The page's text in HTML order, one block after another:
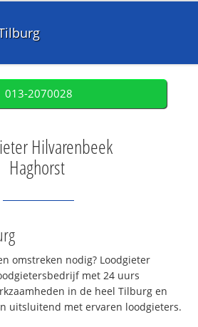
013-2070028
Hilvarenbeek
Haghorst
omstreken nodig? Loodgieter
met 24 uurs
in de heel Tilburg en
uitsluitend met ervaren loodgieters.